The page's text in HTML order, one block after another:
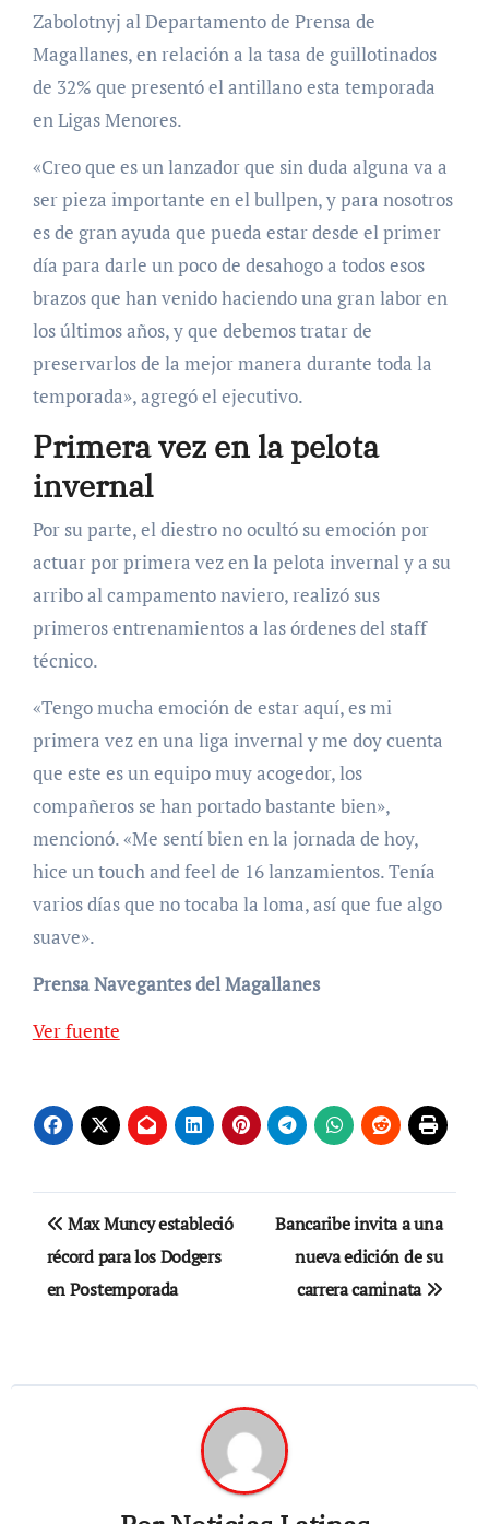
Zabolotnyj al Departamento de Prensa de
Magallanes, en relación a la tasa de guillotinados
de 32% que presentó el antillano esta temporada
en Ligas Menores.
«Creo que es un lanzador que sin duda alguna va a
ser pieza importante en el bullpen, y para nosotros
es de gran ayuda que pueda estar desde el primer
día para darle un poco de desahogo a todos esos
brazos que han venido haciendo una gran labor en
los últimos años, y que debemos tratar de
preservarlos de la mejor manera durante toda la
temporada», agregó el ejecutivo.
Primera vez en la pelota
invernal
Por su parte, el diestro no ocultó su emoción por
actuar por primera vez en la pelota invernal y a su
arribo al campamento naviero, realizó sus
primeros entrenamientos a las órdenes del staff
técnico.
«Tengo mucha emoción de estar aquí, es mi
primera vez en una liga invernal y me doy cuenta
que este es un equipo muy acogedor, los
compañeros se han portado bastante bien»,
mencionó. «Me sentí bien en la jornada de hoy,
hice un touch and feel de 16 lanzamientos. Tenía
varios días que no tocaba la loma, así que fue algo
suave».
Prensa Navegantes del Magallanes
Ver fuente
Navegación
de
entradas
Max Muncy estableció
récord para los Dodgers
en Postemporada
Bancaribe invita a una
nueva edición de su
carrera caminata